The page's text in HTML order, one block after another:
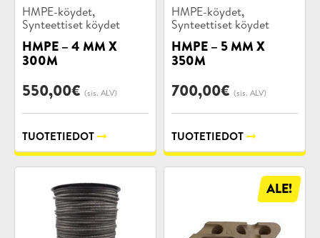
Tuotekategoriat:
HMPE-köydet,
Synteettiset köydet
HMPE – 4 MM X
300M
550,00€ (sis. ALV)
TUOTETIEDOT
Tuotekategoriat:
HMPE-köydet,
Synteettiset köydet
HMPE – 5 MM X
350M
700,00€ (sis. ALV)
TUOTETIEDOT
ALE!